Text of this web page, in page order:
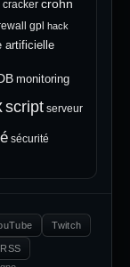
cracker crohn
gpl hack
artificielle
monitoring
script serveur
sécurité
Twitch
RSS